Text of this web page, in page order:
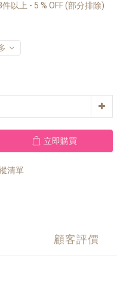
以上 - 5 % OFF (部分排除)
立即購買
清單
顧客評價